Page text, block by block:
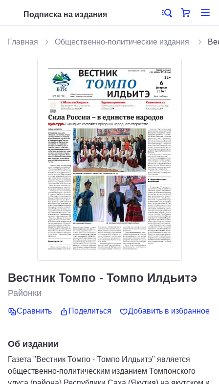
Подписка на издания
Главная Общественно-политические издания
Вестник Томпо - Томпо Илдьитэ
Районки
Сравнить Поделиться Добавить в избранное
Об издании
Газета "Вестник Томпо - Томпо Илдьитэ" является
общественно-политическим изданием Томпонского